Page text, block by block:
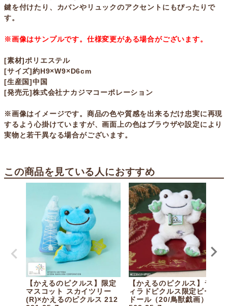
鍵を付けたり、カバンやリュックのアクセントにもぴったりで
す。
※画像はサンプルです。仕様変更がある場合がございます。
[素材]ポリエステル
[サイズ]約H9×W9×D6cm
[生産国]中国
[発売元]株式会社ナカジマコーポレーション
※画像はイメージです。商品の色や質感を出来るだけ忠実に再現
するよう心掛けていますが、画面上の色はブラウザや設定により
実物と若干異なる場合がございます。
この商品を見ている人におすすめ
【かえるのピクルス】限定
マスコット スカイツリー
(R)×かえるのピクルス 212
【かえるのピクルス】ラヴ
ィラドピクルス限定ビーン
ドール（20/鳥獣戯画）207